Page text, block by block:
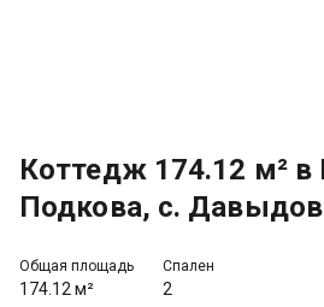
Коттедж 174.12 м² в
Подкова, с. Давыдов
Общая площадь
174.12 м²
Спален
2